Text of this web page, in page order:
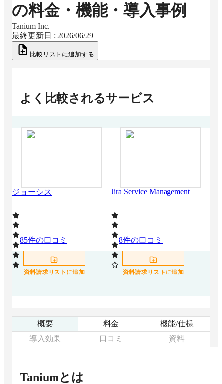
の料金・機能・導入事例
Tanium Inc.
最終更新日 : 2026/06/29
比較リストに追加する
よく比較されるサービス
ジョーシス
85件の口コミ
資料請求リストに追加
Jira Service Management
8件の口コミ
資料請求リストに追加
概要 料金
機能/仕様
導入効果
口コミ 資料
Taniumとは